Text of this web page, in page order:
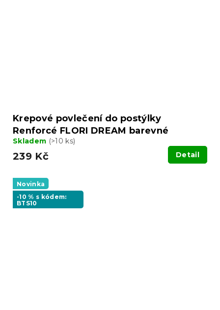
Krepové povlečení do postýlky
Renforcé FLORI DREAM barevné
Skladem (>10 ks)
239 Kč Detail
Novinka
-10 % s kódem:
BTS10